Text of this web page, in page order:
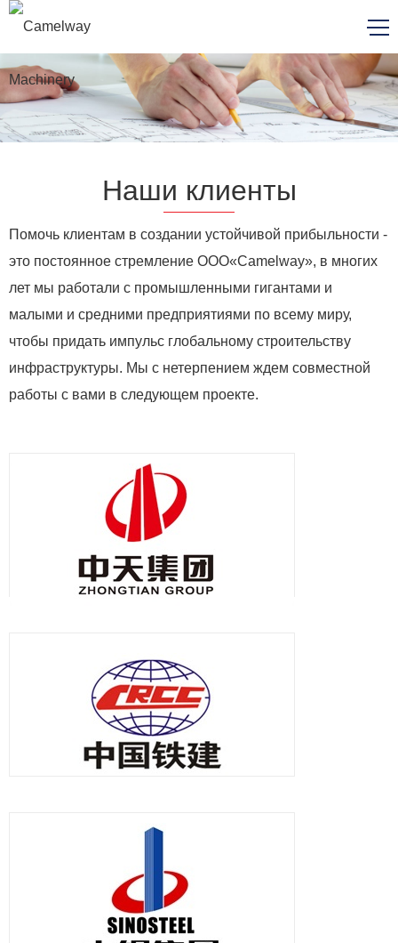
Наши клиенты
Помочь клиентам в создании устойчивой прибыльности -
это постоянное стремление ООО«Camelway», в многих
лет мы работали с промышленными гигантами и
малыми и средними предприятиями по всему миру,
чтобы придать импульс глобальному строительству
инфраструктуры. Мы с нетерпением ждем совместной
работы с вами в следующем проекте.